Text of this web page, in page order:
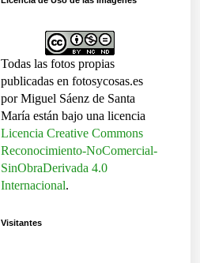
Todas las fotos propias
publicadas en fotosycosas.es
por Miguel Sáenz de Santa
María están bajo una licencia
Licencia Creative Commons
Reconocimiento-NoComercial-
SinObraDerivada 4.0
Internacional.
Visitantes